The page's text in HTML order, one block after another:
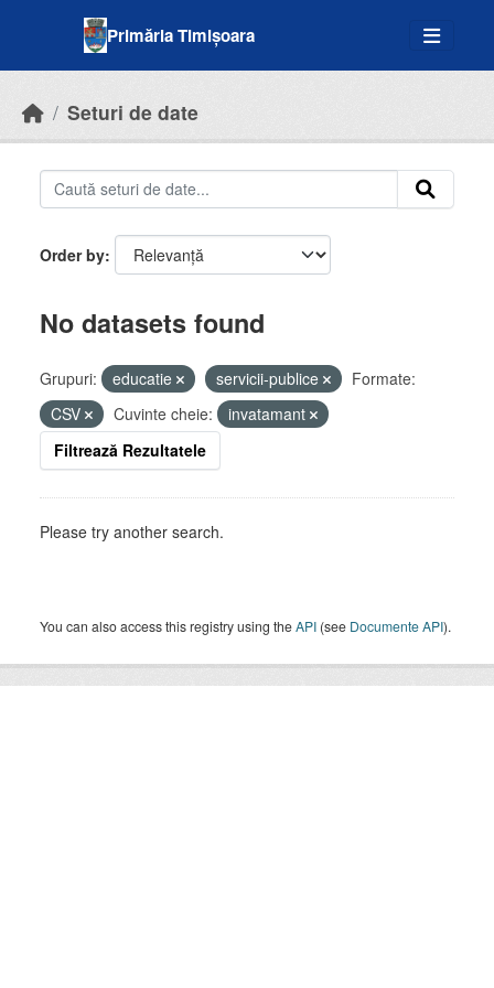
Primăria Timișoara
Seturi de date
Order by
No datasets found
Grupuri: educatie servicii-publice
Formate:
CSV
Cuvinte cheie:
invatamant
Filtrează Rezultatele
Please try another search.
You can also access this registry using theAPI (see Documente API).